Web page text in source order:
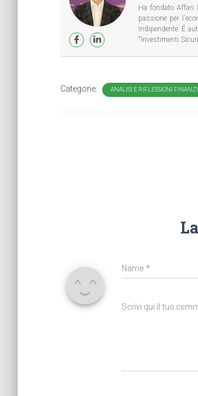
Ha fondato Affari
passione per
Indipendente. É
"Investimenti
Categorie: ANALISI E RIFLESSIONI
Name *
Scrivi qui il tuo